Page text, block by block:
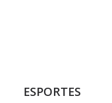
ESPORTES